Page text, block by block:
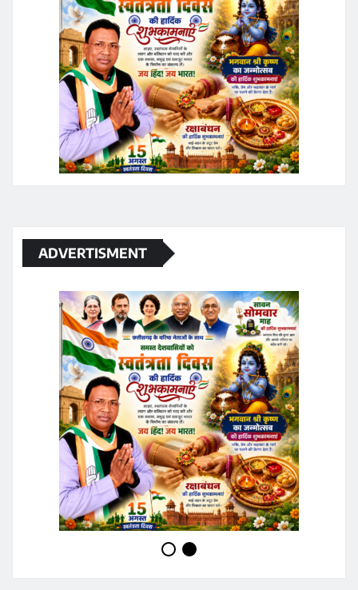
ADVERTISMENT
ADVERTISMENT